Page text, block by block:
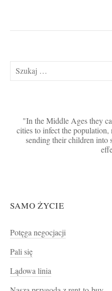
Szukaj:
In the Middle Ages they
cities to infect the
sending their children into
SAMO ŻYCIE
Potęga negocjacji
Pali się
Lądowa linia